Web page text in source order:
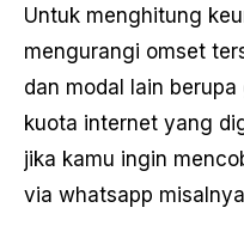
Untuk menghitung
mengurangi omset
dan modal lain
kuota internet yang
jika kamu ingin
via whatsapp